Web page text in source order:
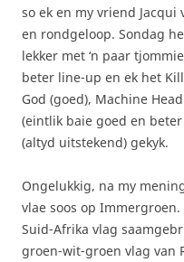
so ek en my vriend
en rondgeloop. Sondag
lekker met ‘n paar
beter line-up en ek het
God (goed), Machine
(eintlik baie goed en
(altyd uitstekend) gekyk.
Ongelukkig, na my
vlae soos op
Suid-Afrika vlag
groen-wit-groen vlag van